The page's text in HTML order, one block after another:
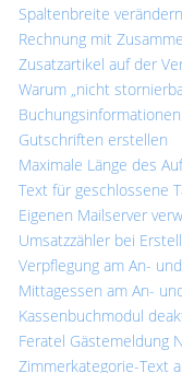
Spaltenbreite verändern
Rechnung mit
Zusatzartikel auf der
Warum „nicht
Gutschriften erstellen
Maximale Länge des
Text für geschlossene
Eigenen Mailserver
Umsatzzähler bei
Verpflegung am An-
Mittagessen am An-
Kassenbuchmodul
Feratel Gästemeldung
Zimmerkategorie-Text